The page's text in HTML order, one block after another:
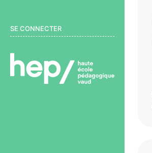
User menu
SE CONNECTER